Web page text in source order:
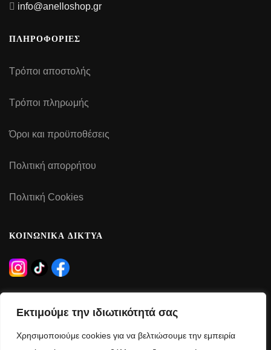
Εκτιμούμε την ιδιωτικότητά σας
Χρησιμοποιούμε cookies για να βελτιώσουμε την εμπειρία
info@anelloshop.gr
ΠΛΗΡΟΦΟΡΙΕΣ
Τρόποι αποστολής
Τρόποι πληρωμής
Όροι και προϋποθέσεις
Πολιτική απορρήτου
Πολιτική Cookies
ΚΟΙΝΩΝΙΚΑ ΔΙΚΤΥΑ
Δευτέρα – Τρίτη – Πέμπτη – Παρασκευή: